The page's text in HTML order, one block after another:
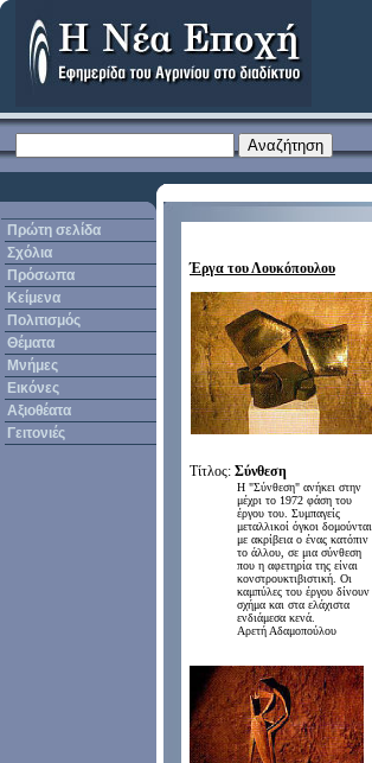
Πρώτη σελίδα
Σχόλια
Πρόσωπα
Κείμενα
Πολιτισμός
Θέματα
Μνήμες
Εικόνες
Αξιοθέατα
Γειτονιές
Έργα του Λουκόπουλου
Τίτλος: Σύνθεση
Η "Σύνθεση" ανήκει στην
μέχρι το 1972 φάση του
έργου του. Συμπαγείς
μεταλλικοί όγκοι δομούνται
με ακρίβεια ο ένας κατόπιν
το άλλου, σε μια σύνθεση
που η αφετηρία της είναι
κονστρουκτιβιστική. Οι
καμπύλες του έργου δίνουν
σχήμα και στα ελάχιστα
ενδιάμεσα κενά.
Αρετή Αδαμοπούλου